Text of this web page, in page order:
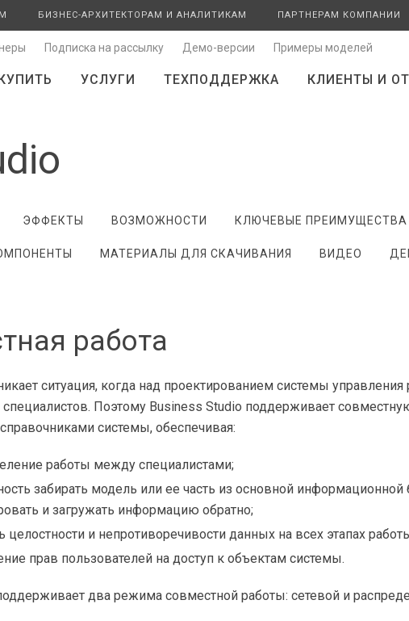
БИЗНЕС-АРХИТЕКТОРАМ И АНАЛИТИКАМ ПАРТНЕРАМ КОМПАНИИ
Подписка на рассылку Демо-версии Примеры моделей
УСЛУГИ ТЕХПОДДЕРЖКА КЛИЕНТЫ И
ЭФФЕКТЫ ВОЗМОЖНОСТИ КЛЮЧЕВЫЕ ПРЕИМУЩЕСТВА
МАТЕРИАЛЫ ДЛЯ СКАЧИВАНИЯ ВИДЕО
работа
ситуация, когда над проектированием системы управления
специалистов. Поэтому Business Studio поддерживает
системы, обеспечивая:
работы между специалистами;
забирать модель или ее часть из основной информационной
и загружать информацию обратно;
целостности и непротиворечивости данных на всех этапах
прав пользователей на доступ к объектам системы.
два режима совместной работы: сетевой и